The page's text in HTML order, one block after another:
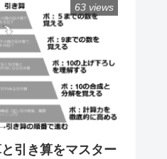
引き算をマスター
63 views